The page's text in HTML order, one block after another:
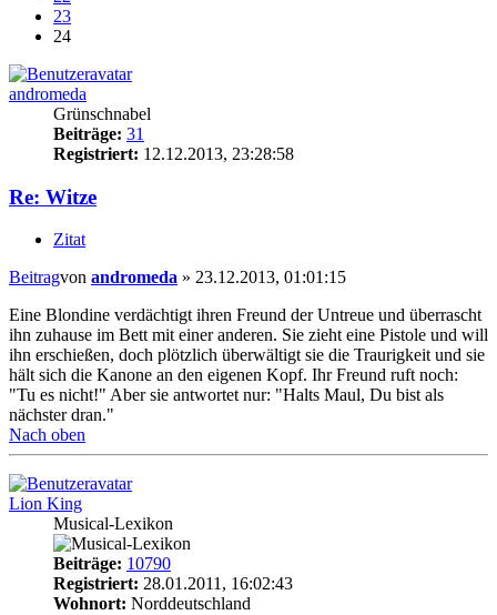
23
24
andromeda
Grünschnabel
Beiträge: 31
Registriert: 12.12.2013, 23:28:58
Re: Witze
Zitat
Beitragvon andromeda » 23.12.2013, 01:01:15
Eine Blondine verdächtigt ihren Freund der Untreue und überrascht
ihn zuhause im Bett mit einer anderen. Sie zieht eine Pistole und will
ihn erschießen, doch plötzlich überwältigt sie die Traurigkeit und sie
hält sich die Kanone an den eigenen Kopf. Ihr Freund ruft noch:
"Tu es nicht!" Aber sie antwortet nur: "Halts Maul, Du bist als
nächster dran."
Nach oben
Lion King
Musical-Lexikon
Beiträge: 10790
Registriert: 28.01.2011, 16:02:43
Wohnort: Norddeutschland